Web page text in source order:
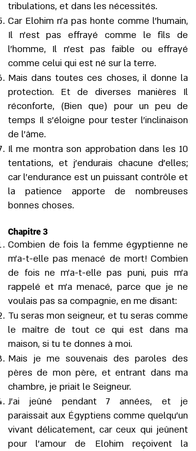
tribulations, et dans les nécessités.
Car Elohim n’a pas honte comme l’humain,
Il n’est pas effrayé comme le fils de
l’homme, Il n’est pas faible ou effrayé
comme celui qui est né sur la terre.
Mais dans toutes ces choses, il donne la
protection. Et de diverses manières Il
réconforte, (Bien que) pour un peu de
temps Il s’éloigne pour tester l'inclinaison
de l’âme.
Il me montra son approbation dans les 10
tentations, et j’endurais chacune d’elles;
car l’endurance est un puissant contrôle et
la patience apporte de nombreuses
bonnes choses.
Chapitre 3
Combien de fois la femme égyptienne ne
m’a-t-elle pas menacé de mort! Combien
de fois ne m’a-t-elle pas puni, puis m’a
rappelé et m'a menacé, parce que je ne
voulais pas sa compagnie, en me disant:
Tu seras mon seigneur, et tu seras comme
le maître de tout ce qui est dans ma
maison, si tu te donnes à moi.
Mais je me souvenais des paroles des
pères de mon père, et entrant dans ma
chambre, je priait le Seigneur.
J’ai jeûné pendant 7 années, et je
paraissait aux Égyptiens comme quelqu’un
vivant délicatement, car ceux qui jeûnent
pour l’amour de Elohim reçoivent la